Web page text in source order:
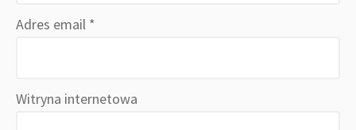
Adres email *
Witryna internetowa